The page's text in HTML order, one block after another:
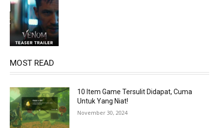
MOST READ
10 Item Game Tersulit Didapat, Cuma
Untuk Yang Niat!
November 30, 2024